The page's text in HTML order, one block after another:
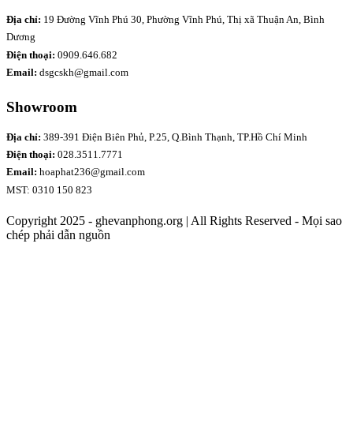
Địa chỉ: 19 Đường Vĩnh Phú 30, Phường Vĩnh Phú, Thị xã Thuận An, Bình
Dương
Điện thoại: 0909.646.682
Email: dsgcskh@gmail.com
Showroom
Địa chỉ: 389-391 Điện Biên Phủ, P.25, Q.Bình Thạnh, TP.Hồ Chí Minh
Điện thoại: 028.3511.7771
Email: hoaphat236@gmail.com
MST: 0310 150 823
Copyright 2025 - ghevanphong.org | All Rights Reserved - Mọi sao
chép phải dẫn nguồn